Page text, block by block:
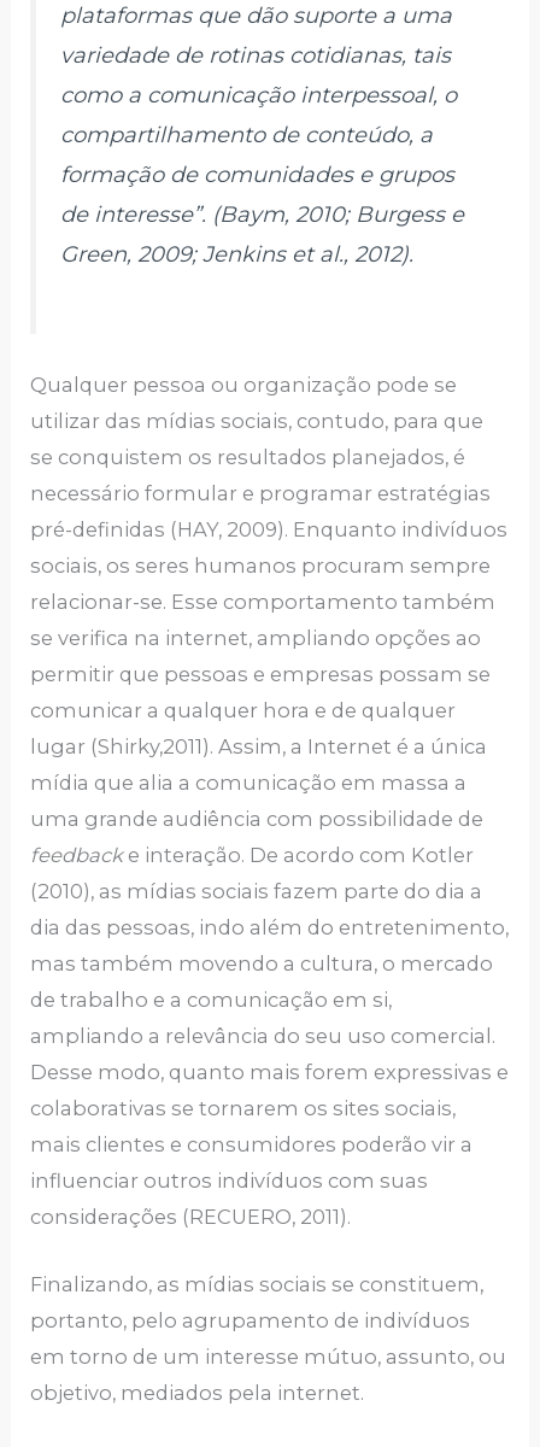
plataformas que dão suporte a uma
variedade de rotinas cotidianas, tais
como a comunicação interpessoal, o
compartilhamento de conteúdo, a
formação de comunidades e grupos
de interesse”. (Baym, 2010; Burgess e
Green, 2009; Jenkins et al., 2012).
Qualquer pessoa ou organização pode se
utilizar das mídias sociais, contudo, para que
se conquistem os resultados planejados, é
necessário formular e programar estratégias
pré-definidas (HAY, 2009). Enquanto indivíduos
sociais, os seres humanos procuram sempre
relacionar-se. Esse comportamento também
se verifica na internet, ampliando opções ao
permitir que pessoas e empresas possam se
comunicar a qualquer hora e de qualquer
lugar (Shirky,2011). Assim, a Internet é a única
mídia que alia a comunicação em massa a
uma grande audiência com possibilidade de
feedbacke interação. De acordo com Kotler
(2010), as mídias sociais fazem parte do dia a
dia das pessoas, indo além do entretenimento,
mas também movendo a cultura, o mercado
de trabalho e a comunicação em si,
ampliando a relevância do seu uso comercial.
Desse modo, quanto mais forem expressivas e
colaborativas se tornarem os sites sociais,
mais clientes e consumidores poderão vir a
influenciar outros indivíduos com suas
considerações (RECUERO, 2011).
Finalizando, as mídias sociais se constituem,
portanto, pelo agrupamento de indivíduos
em torno de um interesse mútuo, assunto, ou
objetivo, mediados pela internet.